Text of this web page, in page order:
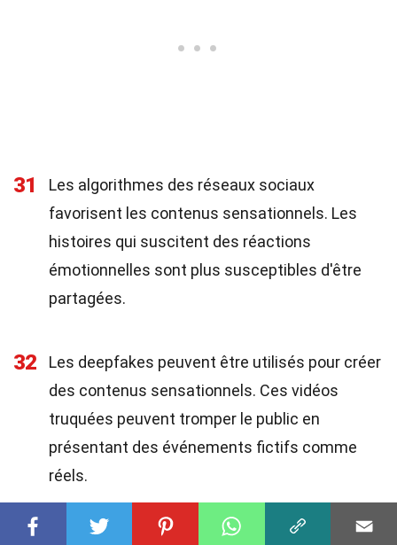
31
Les algorithmes des réseaux sociaux
favorisent les contenus sensationnels. Les
histoires qui suscitent des réactions
émotionnelles sont plus susceptibles d'être
partagées.
32
Les deepfakes peuvent être utilisés pour créer
des contenus sensationnels. Ces vidéos
truquées peuvent tromper le public en
présentant des événements fictifs comme
réels.